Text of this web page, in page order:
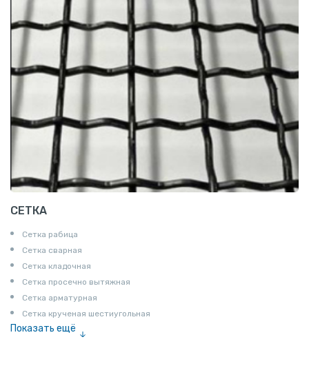
СЕТКА
Сетка рабица
Сетка сварная
Сетка кладочная
Сетка просечно вытяжная
Сетка арматурная
Сетка крученая шестиугольная
Показать ещё